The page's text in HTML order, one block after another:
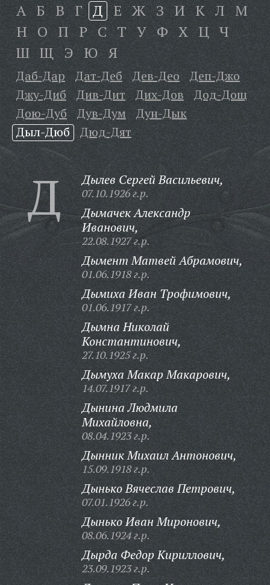
А Б В Г Д Е Ж З И К Л М
Н О П Р С Т У Ф Х Ц Ч
Ш Щ Э Ю Я
Даб-Дар Дат-Деб Дев-Део
Деп-Джо
Джу-Диб
Див-Дит Дих-Дов
Дод-Дощ
Дою-Дуб
Дув-Дум
Дун-Дык
Дыл-Дюб
Дюд-Дят
Д Дылев Сергей Васильевич,
07.10.1926 г.р.
Дымачек Александр
Иванович,
22.08.1927 г.р.
Дымент Матвей Абрамович,
01.06.1918 г.р.
Дымиха Иван Трофимович,
01.06.1917 г.р.
Дымна Николай
Константинович,
27.10.1925 г.р.
Дымуха Макар Макарович,
14.07.1917 г.р.
Дынина Людмила
Михайловна,
08.04.1923 г.р.
Дынник Михаил Антонович,
15.09.1918 г.р.
Дынько Вячеслав Петрович,
07.01.1926 г.р.
Дынько Иван Миронович,
08.06.1924 г.р.
Дырда Федор Кириллович,
23.09.1923 г.р.